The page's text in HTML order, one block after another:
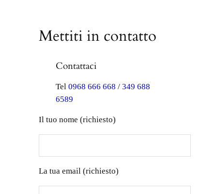
Mettiti in contatto
Contattaci
Tel0968 666 668 /349 688
6589
Il tuo nome (richiesto)
La tua email (richiesto)